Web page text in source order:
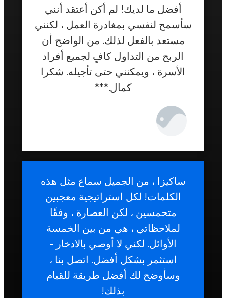
أفضل ما لديك! لم أكن أعتقد أنني
سأسمح لنفسي بمغادرة العمل ، لكنني
مستعد بالفعل لذلك. من الواضح أن
الربح من التداول كافٍ لجميع أفراد
الأسرة ، ويمكنني حتى تأجيله. شكرا
كمال.***
ساكيزا ، من الجميل سماع مثل هذه
الكلمات! لكل استراتيجية معجبين
متحمسين ، لكن العصارة ، وفقًا
لملاحظاتي ، هي من بين الخمسة
الأوائل. لكني لا أوصي بالادخار -
استثمر بشكل أفضل. اتصل بنا ،
وسأوضح لك أفضل طريقة للقيام
بذلك!